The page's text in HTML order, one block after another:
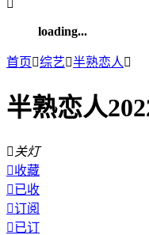

loading...
首页综艺半熟恋人 
半熟恋人
 关灯
收藏
已收
订阅
已订